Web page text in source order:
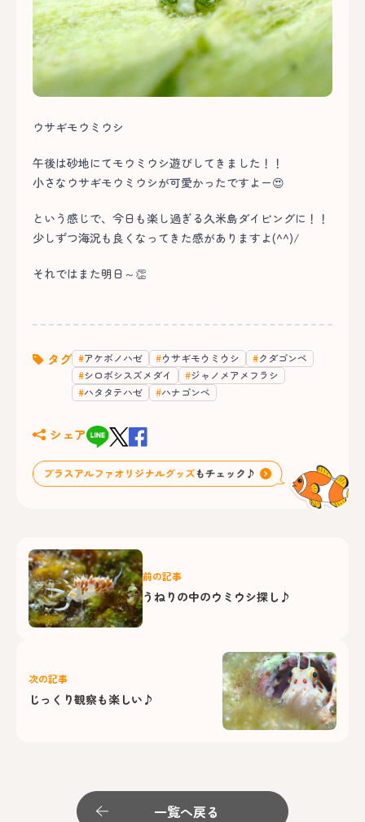
ウサギモウミウシ
午後は砂地にてモウミウシ遊びしてきました！！
小さなウサギモウミウシが可愛かったですよー😍
という感じで、今日も楽し過ぎる久米島ダイビングに！！
少しずつ海況も良くなってきた感がありますよ(^^)/
それではまた明日～👏
タグ アケボノハゼ ウサギモウミウシ
クダゴンベ
シロボシスズメダイ
ジャノメアメフラシ
ハタタテハゼ
ハナゴンベ
シェア
前の記事
うねりの中のウミウシ探し♪
次の記事
じっくり観察も楽しい♪
一覧へ戻る